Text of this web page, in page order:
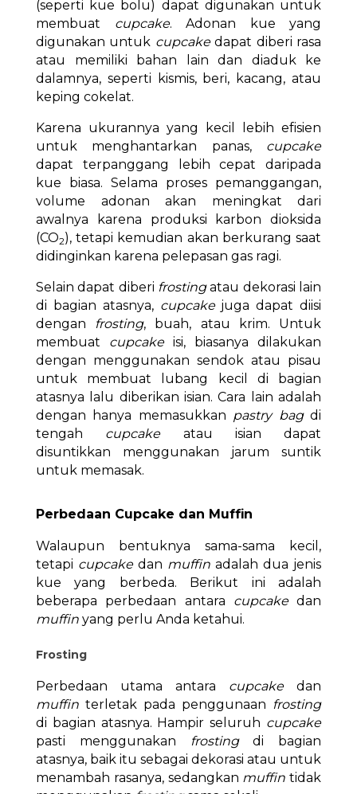
(seperti kue bolu) dapat digunakan untuk
membuat cupcake. Adonan kue yang
digunakan untuk cupcakedapat diberi rasa
atau memiliki bahan lain dan diaduk ke
dalamnya, seperti kismis, beri, kacang, atau
keping cokelat.
Karena ukurannya yang kecil lebih efisien
untuk menghantarkan panas, cupcake
dapat terpanggang lebih cepat daripada
kue biasa. Selama proses pemanggangan,
volume adonan akan meningkat dari
awalnya karena produksi karbon dioksida
(CO2), tetapi kemudian akan berkurang saat
didinginkan karena pelepasan gas ragi.
Selain dapat diberi frostingatau dekorasi lain
di bagian atasnya, cupcakejuga dapat diisi
dengan frosting, buah, atau krim. Untuk
membuat cupcakeisi, biasanya dilakukan
dengan menggunakan sendok atau pisau
untuk membuat lubang kecil di bagian
atasnya lalu diberikan isian. Cara lain adalah
dengan hanya memasukkan pastry bagdi
tengah cupcakeatau isian dapat
disuntikkan menggunakan jarum suntik
untuk memasak.
Perbedaan Cupcake dan Muffin
Walaupun bentuknya sama-sama kecil,
tetapi cupcake dan muffin adalah dua jenis
kue yang berbeda. Berikut ini adalah
beberapa perbedaan antara cupcakedan
muffin yang perlu Anda ketahui.
Frosting
Perbedaan utama antara cupcakedan
muffin terletak pada penggunaan frosting
di bagian atasnya. Hampir seluruh cupcake
pasti menggunakan frostingdi bagian
atasnya, baik itu sebagai dekorasi atau untuk
menambah rasanya, sedangkan muffin tidak